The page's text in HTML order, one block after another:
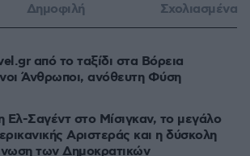
Δημοφιλή Σχολιασμένα
από το ταξίδι στα Βόρεια
Άνθρωποι, ανόθευτη Φύση
Ελ-Σαγέντ στο Μίσιγκαν, το μεγάλο
Αριστεράς και η δύσκολη
των Δημοκρατικών